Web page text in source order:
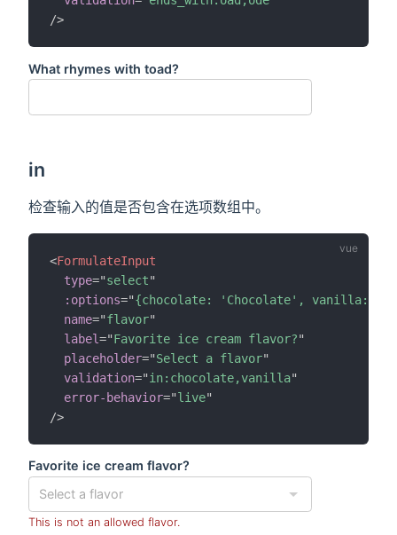
/>
What rhymes with toad?
in
检查输入的值是否包含在选项数组中。
<FormulateInput
type="select"
:options="{chocolate: 'Chocolate', vanilla:
name="flavor"
label="Favorite ice cream flavor?"
placeholder="Select a flavor"
validation="in:chocolate,vanilla"
error-behavior="live"
/>
Favorite ice cream flavor?
This is not an allowed flavor.